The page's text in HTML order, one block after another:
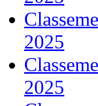
2025
2025